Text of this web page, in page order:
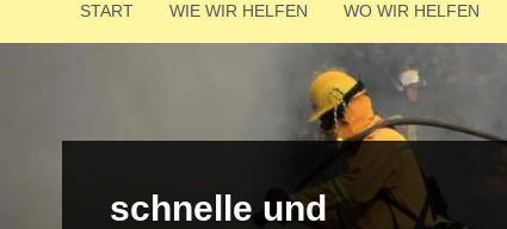
START WIE WIR HELFEN WO WIR HELFEN
schnelle und